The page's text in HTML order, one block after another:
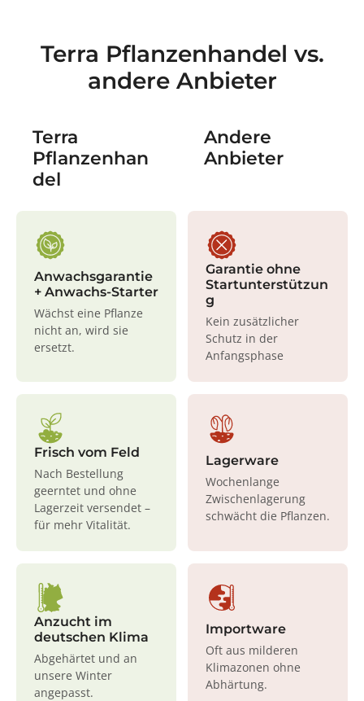
Terra Pflanzenhandel vs.
andere Anbieter
Terra
Pflanzenhan
del
Andere
Anbieter
Anwachsgarantie
+ Anwachs-Starter
Wächst eine Pflanze
nicht an, wird sie
ersetzt.
Garantie ohne
Startunterstützun
g
Kein zusätzlicher
Schutz in der
Anfangsphase
Frisch vom Feld
Nach Bestellung
geerntet und ohne
Lagerzeit versendet –
für mehr Vitalität.
Lagerware
Wochenlange
Zwischenlagerung
schwächt die Pflanzen.
Anzucht im
deutschen Klima
Abgehärtet und an
unsere Winter
angepasst.
Importware
Oft aus milderen
Klimazonen ohne
Abhärtung.